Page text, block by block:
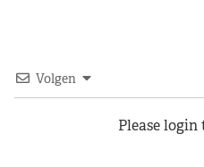
Volgen
Please